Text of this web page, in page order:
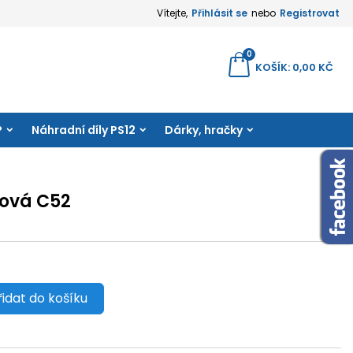
Vítejte, Přihlásit se nebo Registrovat
KOŠÍK
0
0,00 KČ
Náhradní díly PS12 Dárky, hračky
C52
do košíku